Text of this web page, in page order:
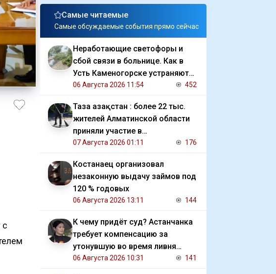
с
Самые читаемые
Самые обсуждаемые события прямо сейчас
Неработающие светофоры и
сбой связи в больнице. Как в
Усть Каменогорске устраняют
последствия ливня
06 Августа 2026 11:54 452
Таза Қазақстан : более 22 тыс.
жителей Алматинской области
приняли участие в
экологической акции
07 Августа 2026 01:11 176
Костанаец организовал
незаконную выдачу займов под
120 % годовых
06 Августа 2026 13:11 144
К чему придёт суд? Астанчанка
требует компенсацию за
утонувшую во время ливня
иномарку
06 Августа 2026 10:31 141